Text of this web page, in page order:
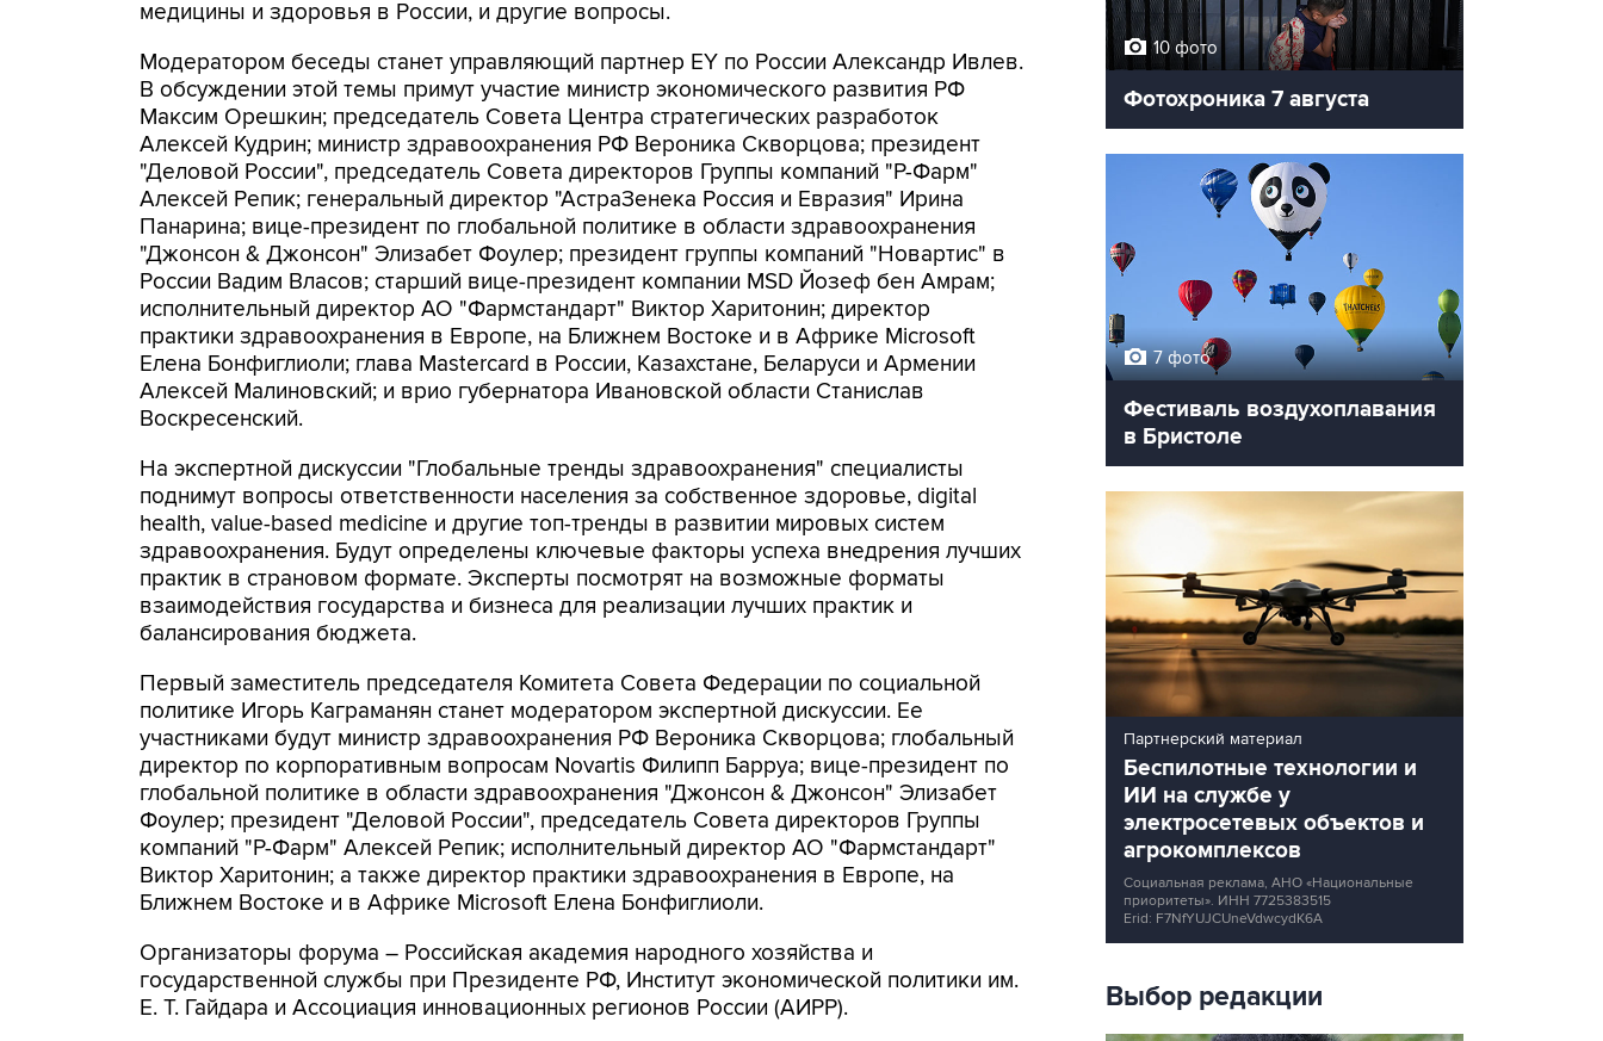
медицины и здоровья в России, и другие вопросы.
Модератором беседы станет управляющий партнер EY по России Александр Ивлев.
В обсуждении этой темы примут участие министр экономического развития РФ
Максим Орешкин; председатель Совета Центра стратегических разработок
Алексей Кудрин; министр здравоохранения РФ Вероника Скворцова; президент
"Деловой России", председатель Совета директоров Группы компаний "Р-Фарм"
Алексей Репик; генеральный директор "АстраЗенека Россия и Евразия" Ирина
Панарина; вице-президент по глобальной политике в области здравоохранения
"Джонсон & Джонсон" Элизабет Фоулер; президент группы компаний "Новартис" в
России Вадим Власов; старший вице-президент компании MSD Йозеф бен Амрам;
исполнительный директор АО "Фармстандарт" Виктор Харитонин; директор
практики здравоохранения в Европе, на Ближнем Востоке и в Африке Microsoft
Елена Бонфиглиоли; глава Mastercard в России, Казахстане, Беларуси и Армении
Алексей Малиновский; и врио губернатора Ивановской области Станислав
Воскресенский.
На экспертной дискуссии "Глобальные тренды здравоохранения" специалисты
поднимут вопросы ответственности населения за собственное здоровье, digital
health, value-based medicine и другие топ-тренды в развитии мировых систем
здравоохранения. Будут определены ключевые факторы успеха внедрения лучших
практик в страновом формате. Эксперты посмотрят на возможные форматы
взаимодействия государства и бизнеса для реализации лучших практик и
балансирования бюджета.
Первый заместитель председателя Комитета Совета Федерации по социальной
политике Игорь Каграманян станет модератором экспертной дискуссии. Ее
участниками будут министр здравоохранения РФ Вероника Скворцова; глобальный
директор по корпоративным вопросам Novartis Филипп Барруа; вице-президент по
глобальной политике в области здравоохранения "Джонсон & Джонсон" Элизабет
Фоулер; президент "Деловой России", председатель Совета директоров Группы
компаний "Р-Фарм" Алексей Репик; исполнительный директор АО "Фармстандарт"
Виктор Харитонин; а также директор практики здравоохранения в Европе, на
Ближнем Востоке и в Африке Microsoft Елена Бонфиглиоли.
Организаторы форума – Российская академия народного хозяйства и
государственной службы при Президенте РФ, Институт экономической политики им.
Е. Т. Гайдара и Ассоциация инновационных регионов России (АИРР).
10 фото
Фотохроника 7 августа
7 фото
Фестиваль воздухоплавания
в Бристоле
Партнерский материал
Беспилотные технологии и
ИИ на службе у
электросетевых объектов и
агрокомплексов
Социальная реклама, АНО «Национальные
приоритеты». ИНН 7725383515
Erid: F7NfYUJCUneVdwcydK6A
Выбор редакции